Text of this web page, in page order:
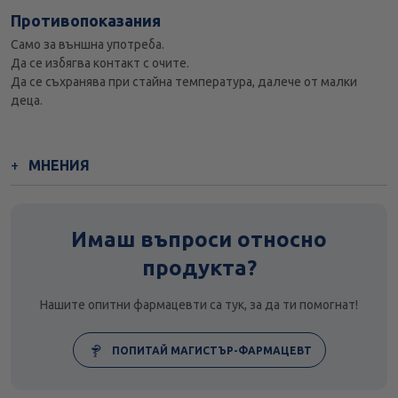
Противопоказания
Само за външна употреба.
Да се избягва контакт с очите.
Да се съхранява при стайна температура, далече от малки
деца.
МНЕНИЯ
Имаш въпроси относно
продукта?
Нашите опитни фармацевти са тук, за да ти помогнат!
ПОПИТАЙ МАГИСТЪР-ФАРМАЦЕВТ